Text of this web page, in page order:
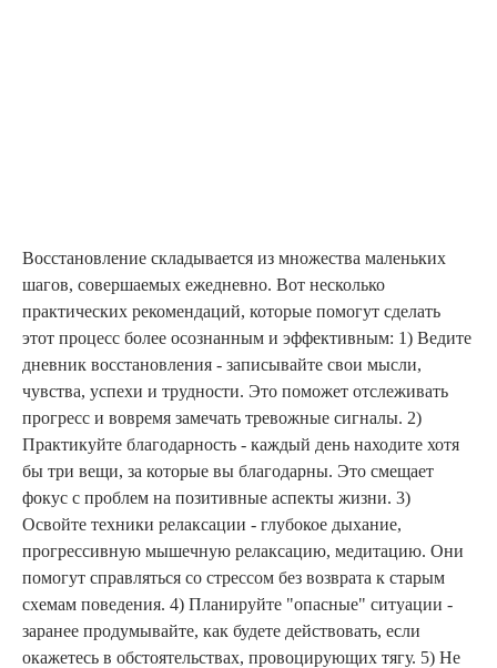
Восстановление складывается из множества маленьких
шагов, совершаемых ежедневно. Вот несколько
практических рекомендаций, которые помогут сделать
этот процесс более осознанным и эффективным: 1) Ведите
дневник восстановления - записывайте свои мысли,
чувства, успехи и трудности. Это поможет отслеживать
прогресс и вовремя замечать тревожные сигналы. 2)
Практикуйте благодарность - каждый день находите хотя
бы три вещи, за которые вы благодарны. Это смещает
фокус с проблем на позитивные аспекты жизни. 3)
Освойте техники релаксации - глубокое дыхание,
прогрессивную мышечную релаксацию, медитацию. Они
помогут справляться со стрессом без возврата к старым
схемам поведения. 4) Планируйте "опасные" ситуации -
заранее продумывайте, как будете действовать, если
окажетесь в обстоятельствах, провоцирующих тягу. 5) Не